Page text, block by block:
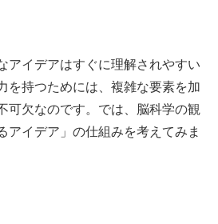
アイデアはすぐに理解されやすい
を持つためには、複雑な要素を加
可欠なのです。では、脳科学の観
アイデア」の仕組みを考えてみま